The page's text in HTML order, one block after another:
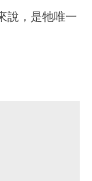
說，是牠唯一